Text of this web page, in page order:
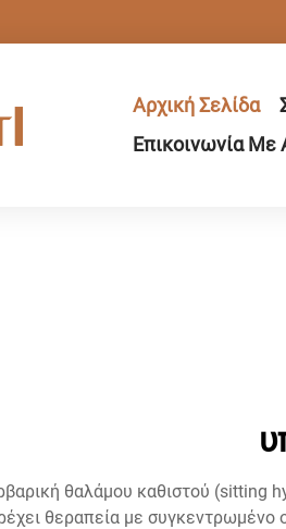
Αρχική Σελίδα
Επικοινωνία Με
θαλάμου καθιστού (sitting
θεραπεία με συγκεντρωμένο